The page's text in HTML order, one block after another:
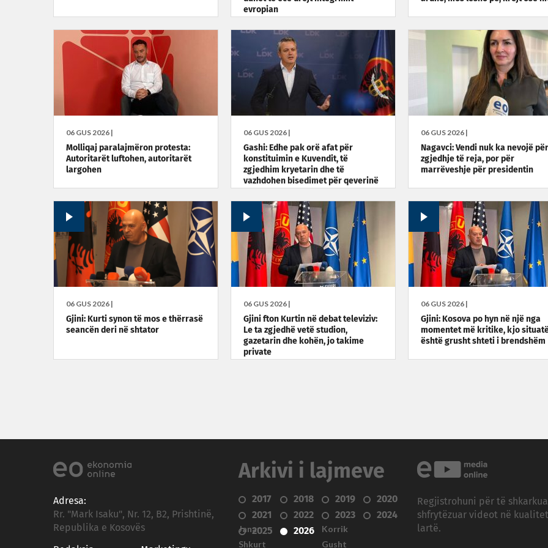
evropian
06 GUS 2026 |
Molliqaj paralajmëron protesta:
Autoritarët luftohen, autoritarët
largohen
06 GUS 2026 |
Gashi: Edhe pak orë afat për
konstituimin e Kuvendit, të
zgjedhim kryetarin dhe të
vazhdohen bisedimet për qeverinë
06 GUS 2026 |
Nagavci: Vendi nuk ka nevojë për
zgjedhje të reja, por për
marrëveshje për presidentin
06 GUS 2026 |
Gjini: Kurti synon të mos e thërrasë
seancën deri në shtator
06 GUS 2026 |
Gjini fton Kurtin në debat televiziv:
Le ta zgjedhë vetë studion,
gazetarin dhe kohën, jo takime
private
06 GUS 2026 |
Gjini: Kosova po hyn në një nga
momentet më kritike, kjo
është grusht shteti i brendshëm
Adresa:
Rr. "Mark Isaku", Nr. 12, B2, Prishtinë,
Republika e Kosovës
Arkivi i lajmeve
2017 2018 2019
2020
2021
2022 2023
2024
2025
2026
Janar
Shkurt
Korrik
Gusht
Regjistrohuni për të
shfrytëzuar videot në
lartë.